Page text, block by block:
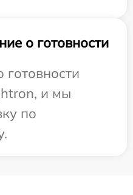
о готовности
и мы
по